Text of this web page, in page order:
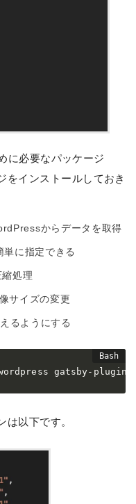
に必要なパッケージ
をインストールしておき
からデータを取得
に指定できる
処理
サイズの変更
るようにする
gatsby-
以下です。